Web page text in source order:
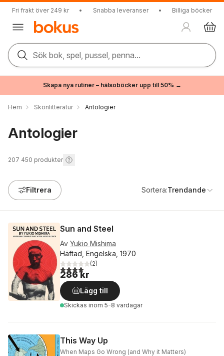
Fri frakt över 249 kr • Snabba leveranser • Billiga böcker
Sök bok, spel, pussel, penna...
Skapa nya rutiner – hälsoböcker upp till 50% →
Hem Skönlitteratur Antologier
Antologier
207 450 produkter
Filtrera Sortera:Trendande
Sun and Steel
Av Yukio Mishima
Häftad, Engelska, 1970
4,0utav 5 stjärnor. Totalt antal röster:
(2)
286 kr
Lägg till
Skickas inom 5-8 vardagar
This Way Up
When Maps Go Wrong (and Why it Matters)